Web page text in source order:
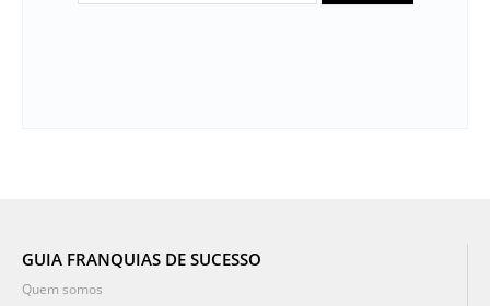
GUIA FRANQUIAS DE SUCESSO
Quem somos